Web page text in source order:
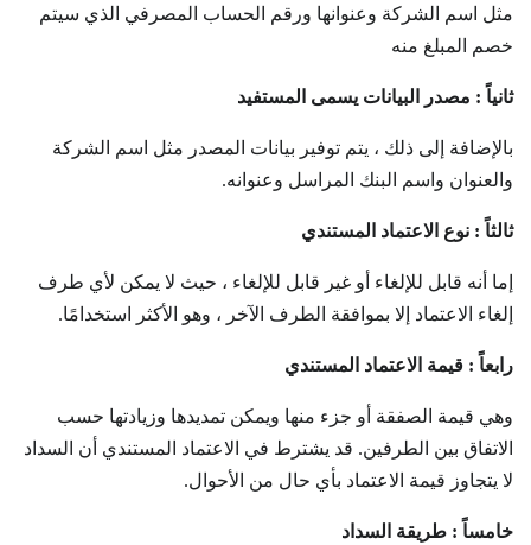
مثل اسم الشركة وعنوانها ورقم الحساب المصرفي الذي سيتم
خصم المبلغ منه
ثانياً : مصدر البيانات يسمى المستفيد
بالإضافة إلى ذلك ، يتم توفير بيانات المصدر مثل اسم الشركة
والعنوان واسم البنك المراسل وعنوانه.
ثالثاً : نوع الاعتماد المستندي
إما أنه قابل للإلغاء أو غير قابل للإلغاء ، حيث لا يمكن لأي طرف
إلغاء الاعتماد إلا بموافقة الطرف الآخر ، وهو الأكثر استخدامًا.
رابعاً : قيمة الاعتماد المستندي
وهي قيمة الصفقة أو جزء منها ويمكن تمديدها وزيادتها حسب
الاتفاق بين الطرفين. قد يشترط في الاعتماد المستندي أن السداد
لا يتجاوز قيمة الاعتماد بأي حال من الأحوال.
خامساً : طريقة السداد